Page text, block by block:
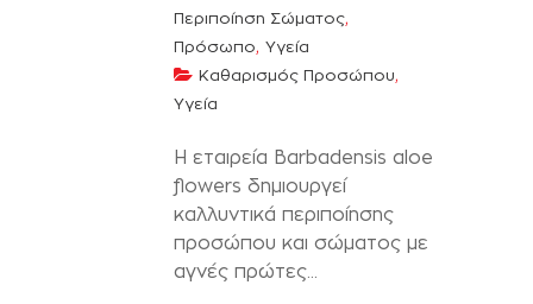
Περιποίηση Σώματος,
Πρόσωπο, Υγεία
Καθαρισμός Προσώπου,
Υγεία
Η εταιρεία Barbadensis aloe
flowers δημιουργεί
καλλυντικά περιποίησης
προσώπου και σώματος με
αγνές πρώτες...